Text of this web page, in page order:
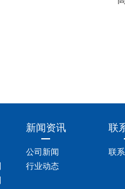
新闻资讯
公司新闻
行业动态
联
联